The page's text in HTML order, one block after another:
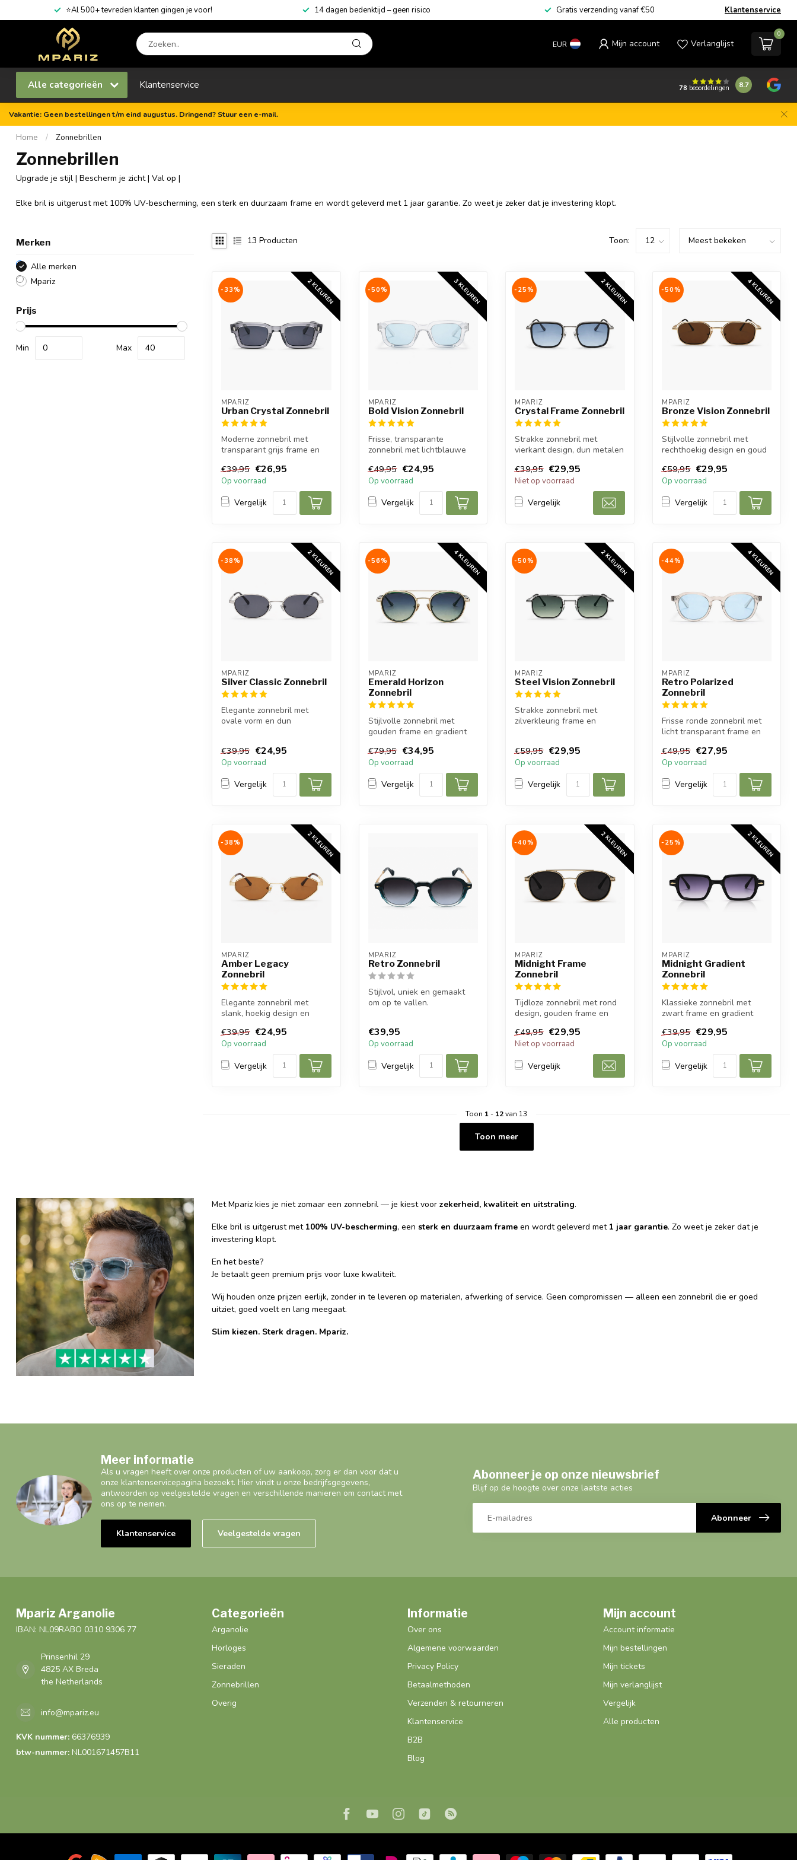
⭐Al 500+ tevreden klanten gingen je voor! 14 dagen bedenktijd – geen risico Gratis verzending vanaf €50 Klantenservice
EUR Mijn account Verlanglijst
0
Alle categorieën Klantenservice 78 beoordelingen 8.7
Vakantie: Geen bestellingen t/m eind augustus. Dringend? Stuur een e-mail.
Home / Zonnebrillen
Zonnebrillen
Upgrade je stijl | Bescherm je zicht | Val op |
Elke bril is uitgerust met 100% UV-bescherming, een sterk en duurzaam frame en wordt geleverd met 1 jaar garantie. Zo weet je zeker dat je investering klopt.
Merken
Alle merken
Mpariz
Prijs
Min Max
13 Producten Toon:
2 KLEUREN
-33%
MPARIZ
Urban Crystal Zonnebril
Moderne zonnebril met
transparant grijs frame en
v...
€39,95 €26,95
Op voorraad
Vergelijk
3 KLEUREN
-50%
MPARIZ
Bold Vision Zonnebril
Frisse, transparante
zonnebril met lichtblauwe
een p...
€49,95 €24,95
Op voorraad
Vergelijk
2 KLEUREN
-25%
MPARIZ
Crystal Frame Zonnebril
Strakke zonnebril met
vierkant design, dun metalen
voor e...
€39,95 €29,95
Niet op voorraad
Vergelijk
4 KLEUREN
-50%
MPARIZ
Bronze Vision Zonnebril
Stijlvolle zonnebril met
rechthoekig design en goud
luxe...
€59,95 €29,95
Op voorraad
Vergelijk
2 KLEUREN
-38%
MPARIZ
Silver Classic Zonnebril
Elegante zonnebril met
ovale vorm en dun
€39,95 €24,95
Op voorraad
Vergelijk
4 KLEUREN
-56%
MPARIZ
Emerald Horizon
Zonnebril
Stijlvolle zonnebril met
gouden frame en gradient
tijdloze...
€79,95 €34,95
Op voorraad
Vergelijk
2 KLEUREN
-50%
MPARIZ
Steel Vision Zonnebril
Strakke zonnebril met
zilverkleurig frame en
€59,95 €29,95
Op voorraad
Vergelijk
4 KLEUREN
-44%
MPARIZ
Retro Polarized​
Zonnebril
Frisse ronde zonnebril met
licht transparant frame en
moe...
€49,95 €27,95
Op voorraad
Vergelijk
2 KLEUREN
-38%
MPARIZ
Amber Legacy
Zonnebril
Elegante zonnebril met
slank, hoekig design en
vrouwelijke...
€39,95 €24,95
Op voorraad
Vergelijk
MPARIZ
Retro​ Zonnebril
Stijlvol, uniek en gemaakt
om op te vallen.
€39,95
Op voorraad
Vergelijk
2 KLEUREN
-40%
MPARIZ
Midnight Frame
Zonnebril
Tijdloze zonnebril met rond
design, gouden frame en
ster...
€49,95 €29,95
Niet op voorraad
Vergelijk
2 KLEUREN
-25%
MPARIZ
Midnight Gradient
Zonnebril
Klassieke zonnebril met
zwart frame en gradient
luxe...
€39,95 €29,95
Op voorraad
Vergelijk
Toon 1- 12van 13
Toon meer
Met Mpariz kies je niet zomaar een zonnebril — je kiest voor zekerheid, kwaliteit en uitstraling.
Elke bril is uitgerust met 100% UV-bescherming, een sterk en duurzaam frame en wordt geleverd met 1 jaar garantie. Zo weet je zeker dat je
investering klopt.
En het beste?
Je betaalt geen premium prijs voor luxe kwaliteit.
Wij houden onze prijzen eerlijk, zonder in te leveren op materialen, afwerking of service. Geen compromissen — alleen een zonnebril die er goed
uitziet, goed voelt en lang meegaat.
Slim kiezen. Sterk dragen. Mpariz.
Meer informatie
Als u vragen heeft over onze producten of uw aankoop, zorg er dan voor dat u
onze klantenservicepagina bezoekt. Hier vindt u onze bedrijfsgegevens,
antwoorden op veelgestelde vragen en verschillende manieren om contact met
ons op te nemen.
Klantenservice Veelgestelde vragen
Abonneer je op onze nieuwsbrief
Blijf op de hoogte over onze laatste acties
Abonneer
Mpariz Arganolie
IBAN: NL09RABO 0310 9306 77
Prinsenhil 29
4825 AX Breda
the Netherlands
info@mpariz.eu
KVK nummer: 66376939
btw-nummer: NL001671457B11
Categorieën
Arganolie
Horloges
Sieraden
Zonnebrillen
Overig
Informatie
Over ons
Algemene voorwaarden
Privacy Policy
Betaalmethoden
Verzenden & retourneren
Klantenservice
B2B
Blog
Mijn account
Account informatie
Mijn bestellingen
Mijn tickets
Mijn verlanglijst
Vergelijk
Alle producten